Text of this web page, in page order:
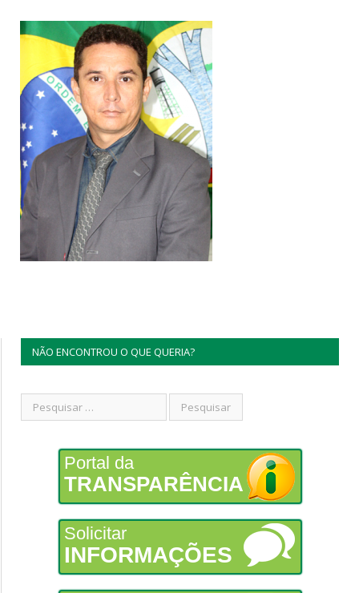
NÃO ENCONTROU O QUE QUERIA?
Portal da
TRANSPARÊNCIA
Solicitar
INFORMAÇÕES